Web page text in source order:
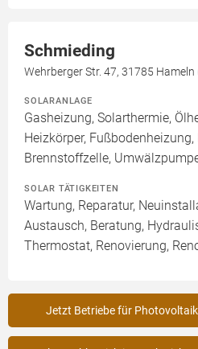
Schmieding
Wehrberger Str. 47, 31785
SOLARANLAGE
Gasheizung, Solarthermie,
Heizkörper, Fußbodenheizung,
Brennstoffzelle,
SOLAR TÄTIGKEITEN
Wartung, Reparatur,
Austausch, Beratung,
Thermostat, Renovierung,
Jetzt Betriebe für